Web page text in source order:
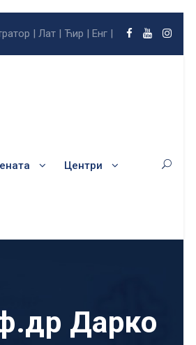
| Лат | Ћир | Енг |
Центри
Дарко